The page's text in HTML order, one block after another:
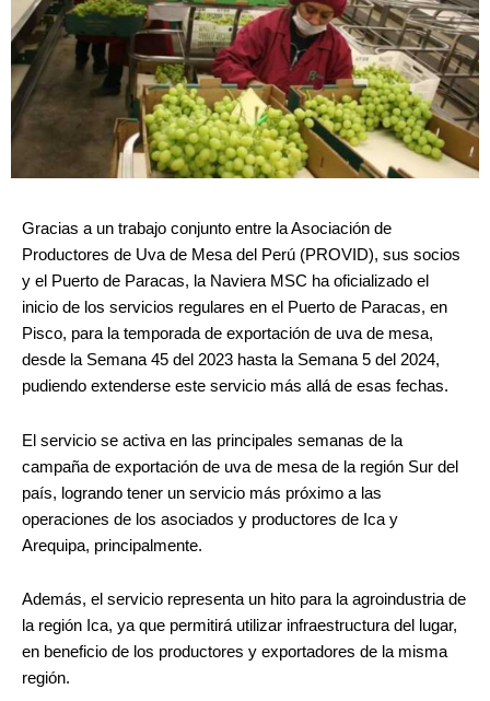
Gracias a un trabajo conjunto entre la Asociación de
Productores de Uva de Mesa del Perú (PROVID), sus socios
y el Puerto de Paracas, la Naviera MSC ha oficializado el
inicio de los servicios regulares en el Puerto de Paracas, en
Pisco, para la temporada de exportación de uva de mesa,
desde la Semana 45 del 2023 hasta la Semana 5 del 2024,
pudiendo extenderse este servicio más allá de esas fechas.
El servicio se activa en las principales semanas de la
campaña de exportación de uva de mesa de la región Sur del
país, logrando tener un servicio más próximo a las
operaciones de los asociados y productores de Ica y
Arequipa, principalmente.
Además, el servicio representa un hito para la agroindustria de
la región Ica, ya que permitirá utilizar infraestructura del lugar,
en beneficio de los productores y exportadores de la misma
región.